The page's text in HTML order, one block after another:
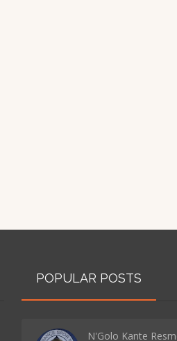
POPULAR POSTS
N'Golo Kante